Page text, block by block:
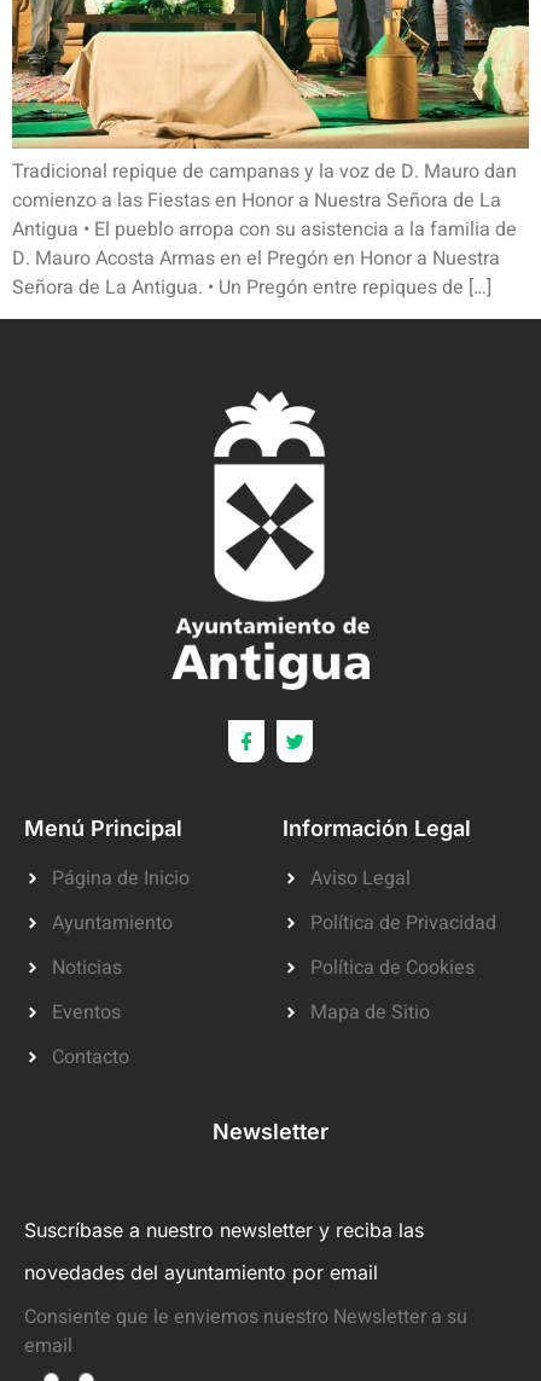
Tradicional repique de campanas y la voz de D. Mauro dan
comienzo a las Fiestas en Honor a Nuestra Señora de La
Antigua • El pueblo arropa con su asistencia a la familia de
D. Mauro Acosta Armas en el Pregón en Honor a Nuestra
Señora de La Antigua. • Un Pregón entre repiques de […]
Menú Principal
Página de Inicio
Ayuntamiento
Noticias
Eventos
Contacto
Información Legal
Aviso Legal
Política de Privacidad
Política de Cookies
Mapa de Sitio
Newsletter
Suscríbase a nuestro newsletter y reciba las
novedades del ayuntamiento por email
Consiente que le enviemos nuestro Newsletter a su
email